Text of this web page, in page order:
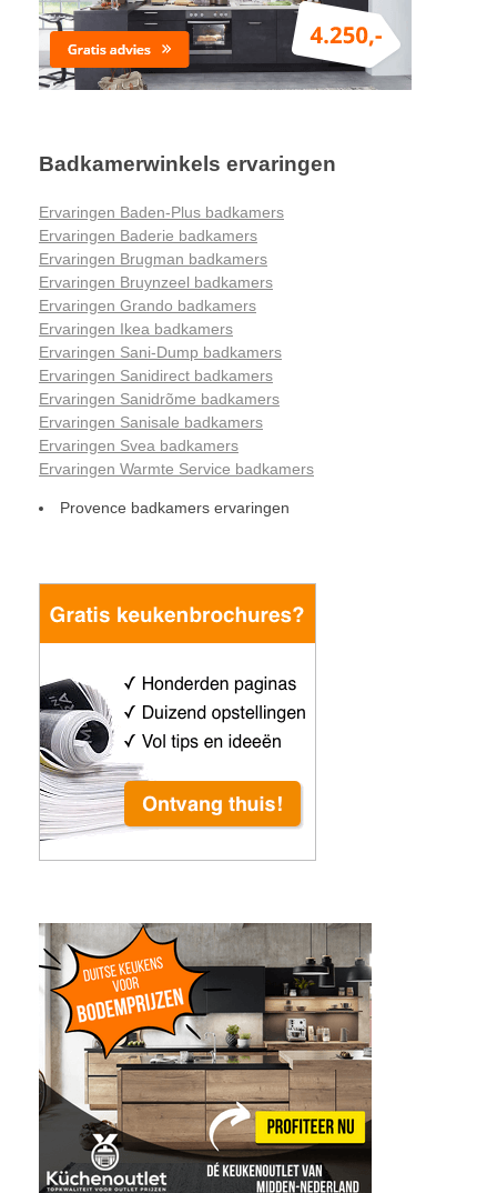
Badkamerwinkels ervaringen
Ervaringen Baden-Plus badkamers
Ervaringen Baderie badkamers
Ervaringen Brugman badkamers
Ervaringen Bruynzeel badkamers
Ervaringen Grando badkamers
Ervaringen Ikea badkamers
Ervaringen Sani-Dump badkamers
Ervaringen Sanidirect badkamers
Ervaringen Sanidrõme badkamers
Ervaringen Sanisale badkamers
Ervaringen Svea badkamers
Ervaringen Warmte Service badkamers
Provence badkamers ervaringen